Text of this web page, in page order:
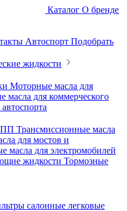
Каталог О бренде
Автоспорт Подобрать
жидкости
Моторные масла для
масла для коммерческого
Трансмиссионные масла
для мостов и
масла для электромобилей
жидкости Тормозные
салонные легковые